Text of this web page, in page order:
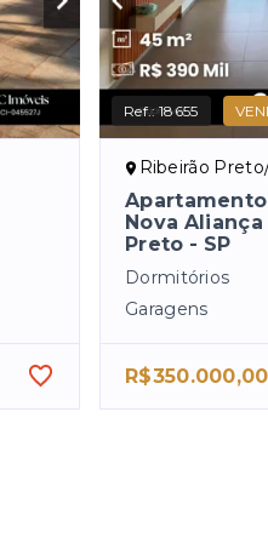
Ref.:18655
Ribeirão
Nova
Preto - SP
Dormitórios
Garagens
R$350.000,00